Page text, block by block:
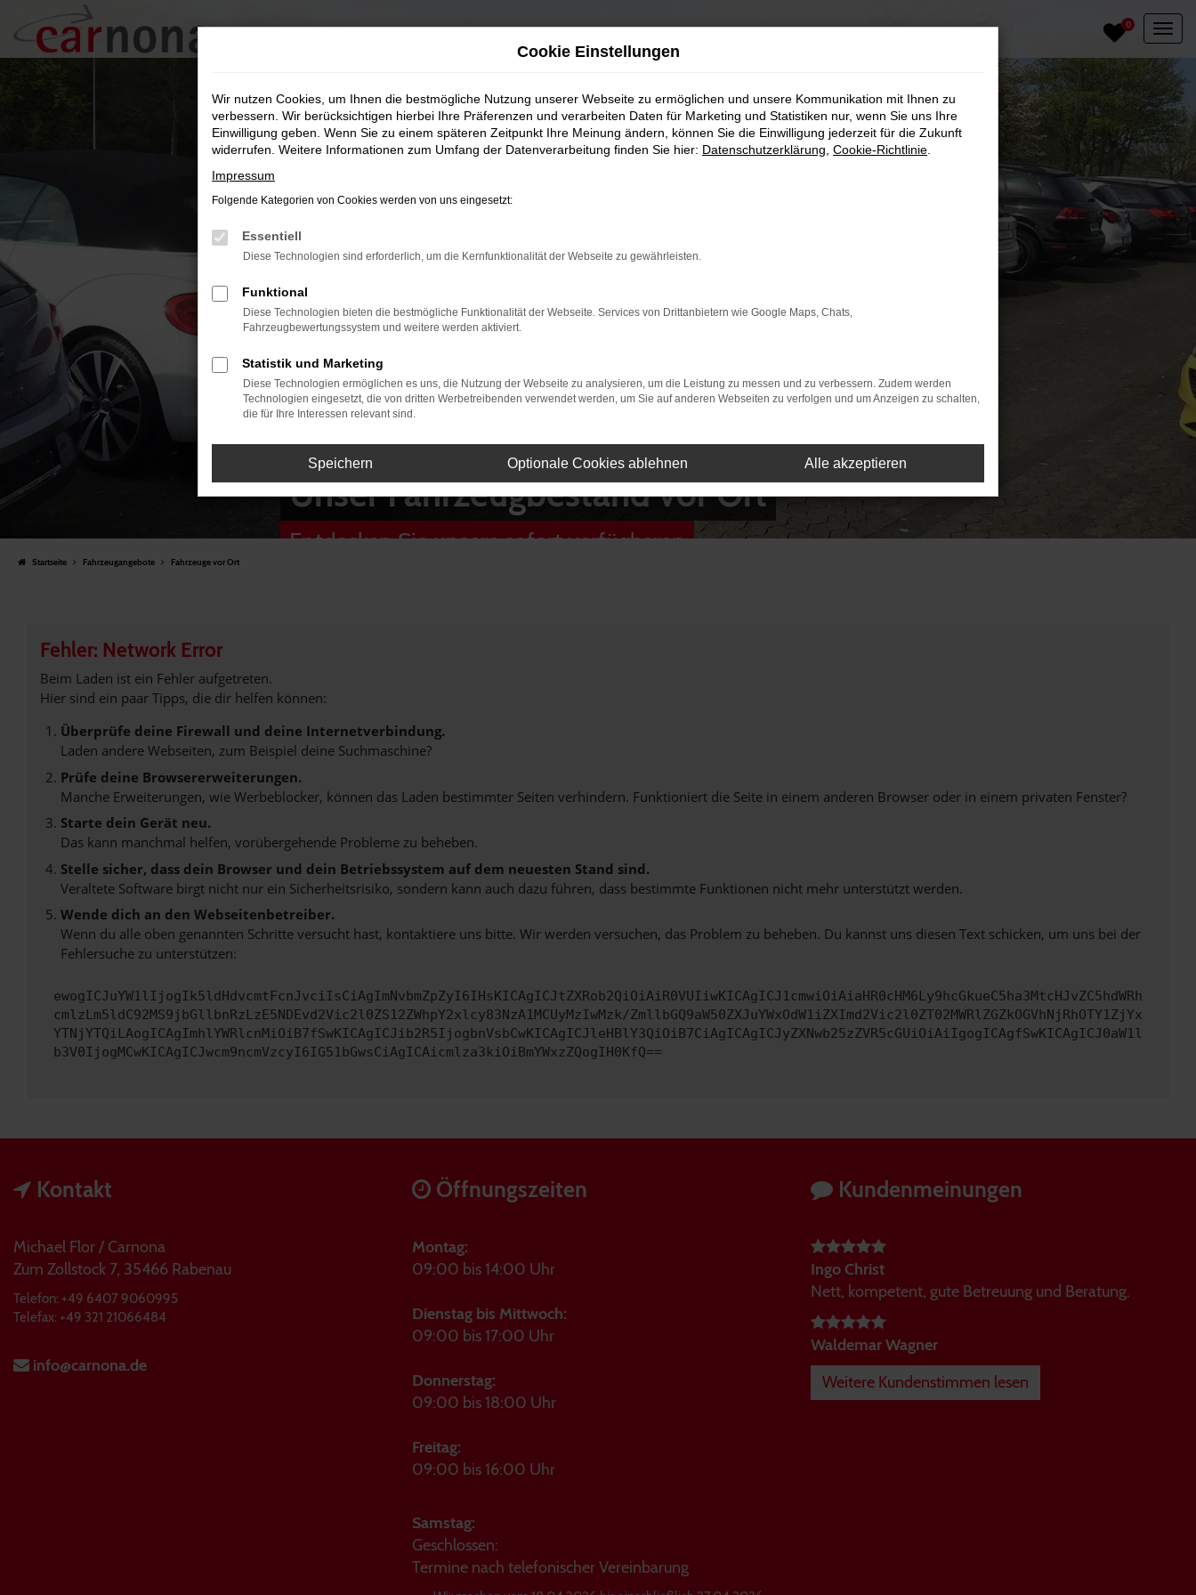
Zum
Hauptinhalt
springen
0
Unser Fahrzeugbestand vor Ort
Entdecken Sie unsere sofort verfügbaren
Startseite Fahrzeugangebote Fahrzeuge vor Ort
Fehler: Network Error
Beim Laden ist ein Fehler aufgetreten.
Hier sind ein paar Tipps, die dir helfen können:
Überprüfe deine Firewall und deine Internetverbindung.
Laden andere Webseiten, zum Beispiel deine Suchmaschine?
Prüfe deine Browsererweiterungen.
Manche Erweiterungen, wie Werbeblocker, können das Laden bestimmter Seiten verhindern. Funktioniert die Seite in einem anderen Browser oder in einem privaten Fenster?
Starte dein Gerät neu.
Das kann manchmal helfen, vorübergehende Probleme zu beheben.
Stelle sicher, dass dein Browser und dein Betriebssystem auf dem neuesten Stand sind.
Veraltete Software birgt nicht nur ein Sicherheitsrisiko, sondern kann auch dazu führen, dass bestimmte Funktionen nicht mehr unterstützt werden.
Wende dich an den Webseitenbetreiber.
Wenn du alle oben genannten Schritte versucht hast, kontaktiere uns bitte. Wir werden versuchen, das Problem zu beheben. Du kannst uns diesen Text schicken, um uns bei der
Fehlersuche zu unterstützen:
ewogICJuYW1lIjogIk5ldHdvcmtFcnJvciIsCiAgImNvbmZpZyI6IHsKICAgICJtZXRob2QiOiAiR0VUIiwKICAgICJ1cmwiOiAiaHR0cHM6Ly9hcGkueC5ha3MtcHJvZC5hdWRh
cmlzLm5ldC92MS9jbGllbnRzLzE5NDEvd2Vic2l0ZS12ZWhpY2xlcy83NzA1MCUyMzIwMzk/ZmllbGQ9aW50ZXJuYWxOdW1iZXImd2Vic2l0ZT02MWRlZGZkOGVhNjRhOTY1ZjYx
YTNjYTQiLAogICAgImhlYWRlcnMiOiB7fSwKICAgICJib2R5IjogbnVsbCwKICAgICJleHBlY3QiOiB7CiAgICAgICJyZXNwb25zZVR5cGUiOiAiIgogICAgfSwKICAgICJ0aW1l
b3V0IjogMCwKICAgICJwcm9ncmVzcyI6IG51bGwsCiAgICAicmlza3kiOiBmYWxzZQogIH0KfQ==
Kontakt
Michael Flor / Carnona
Zum Zollstock 7, 35466 Rabenau
Telefon: +49 6407 9060995
Telefax: +49 321 21066484
info@carnona.de
Öffnungszeiten
Montag:
09:00 bis 14:00 Uhr
Dienstag bis Mittwoch:
09:00 bis 17:00 Uhr
Donnerstag:
09:00 bis 18:00 Uhr
Freitag:
09:00 bis 16:00 Uhr
Samstag:
Geschlossen:
Termine nach telefonischer Vereinbarung
Kundenmeinungen
Ingo Christ
Nett, kompetent, gute Betreuung und Beratung.
Waldemar Wagner
Weitere Kundenstimmen lesen
Cookie Einstellungen
Wir nutzen Cookies, um Ihnen die bestmögliche Nutzung unserer Webseite zu ermöglichen und unsere Kommunikation mit Ihnen zu
verbessern. Wir berücksichtigen hierbei Ihre Präferenzen und verarbeiten Daten für Marketing und Statistiken nur, wenn Sie uns Ihre
Einwilligung geben. Wenn Sie zu einem späteren Zeitpunkt Ihre Meinung ändern, können Sie die Einwilligung jederzeit für die Zukunft
widerrufen. Weitere Informationen zum Umfang der Datenverarbeitung finden Sie hier: Datenschutzerklärung Cookie-Richtlinie
Impressum
Folgende Kategorien von Cookies werden von uns eingesetzt:
Essentiell
Diese Technologien sind erforderlich, um die Kernfunktionalität der Webseite zu gewährleisten.
Funktional
Diese Technologien bieten die bestmögliche Funktionalität der Webseite. Services von Drittanbietern wie Google Maps, Chats,
Fahrzeugbewertungssystem und weitere werden aktiviert.
Statistik und Marketing
Diese Technologien ermöglichen es uns, die Nutzung der Webseite zu analysieren, um die Leistung zu messen und zu verbessern. Zudem werden
Technologien eingesetzt, die von dritten Werbetreibenden verwendet werden, um Sie auf anderen Webseiten zu verfolgen und um Anzeigen zu schalten,
die für Ihre Interessen relevant sind.
Speichern Optionale Cookies ablehnen Alle akzeptieren